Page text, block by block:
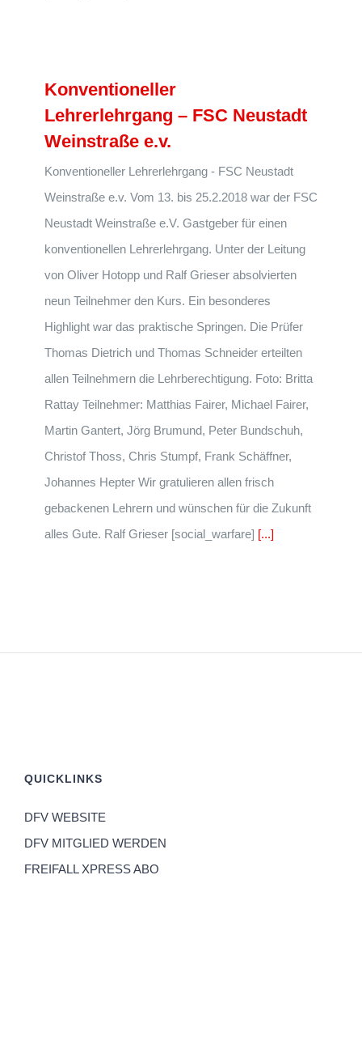
Konventioneller
Lehrerlehrgang – FSC Neustadt
Weinstraße e.v.
Konventioneller Lehrerlehrgang - FSC Neustadt
Weinstraße e.v. Vom 13. bis 25.2.2018 war der FSC
Neustadt Weinstraße e.V. Gastgeber für einen
konventionellen Lehrerlehrgang. Unter der Leitung
von Oliver Hotopp und Ralf Grieser absolvierten
neun Teilnehmer den Kurs. Ein besonderes
Highlight war das praktische Springen. Die Prüfer
Thomas Dietrich und Thomas Schneider erteilten
allen Teilnehmern die Lehrberechtigung. Foto: Britta
Rattay Teilnehmer: Matthias Fairer, Michael Fairer,
Martin Gantert, Jörg Brumund, Peter Bundschuh,
Christof Thoss, Chris Stumpf, Frank Schäffner,
Johannes Hepter Wir gratulieren allen frisch
gebackenen Lehrern und wünschen für die Zukunft
alles Gute. Ralf Grieser [social_warfare] [...]
QUICKLINKS
DFV WEBSITE
DFV MITGLIED WERDEN
FREIFALL XPRESS ABO